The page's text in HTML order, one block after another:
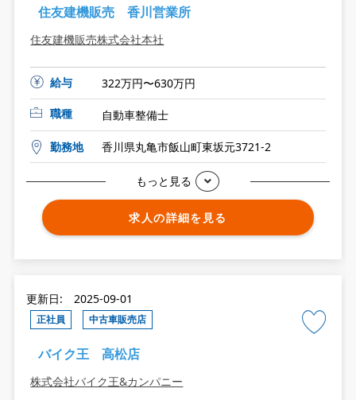
住友建機販売 香川営業所
住友建機販売株式会社本社
給与
322万円〜630万円
職種
自動車整備士
勤務地 香川県丸亀市飯山町東坂元3721-2
もっと見る
求人の詳細を見る
更新日: 2025-09-01
正社員 中古車販売店
バイク王 高松店
株式会社バイク王&カンパニー